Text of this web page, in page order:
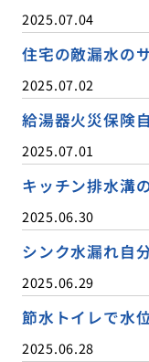
2025.07.04
住宅の敵漏水の
2025.07.02
給湯器火災保険
2025.07.01
キッチン排水溝
2025.06.30
シンク水漏れ自
2025.06.29
節水トイレで水
2025.06.28